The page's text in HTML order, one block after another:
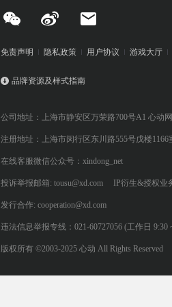
免责声明 隐私政策 用户协议 游戏大厅
品牌资源及样式指南
公司地址：上海市静安区万荣路700号A1 心动
注册地址：上海市闵行区东川路555号戊楼1166
在线客服微信公众号：xindong_net
投诉举报邮箱: tousu@xd.com IP衍生&授权业
发行合作: cooperation@xd.com
违法信息举报专线：021-60727056 (工作日 9:30
版权所有 ©2003-2025 心动 All Rights Reserved